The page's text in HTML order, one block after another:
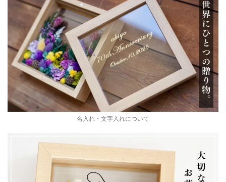
名入れ・文字入れについて